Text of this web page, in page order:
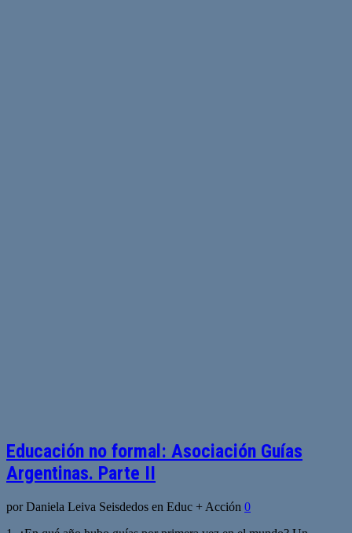
Educación no formal: Asociación Guías
Argentinas. Parte II
por Daniela Leiva Seisdedos en Educ + Acción 0